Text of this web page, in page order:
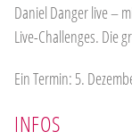
Daniel Danger live –
Live-Challenges. Die
Ein Termin: 5.
INFOS